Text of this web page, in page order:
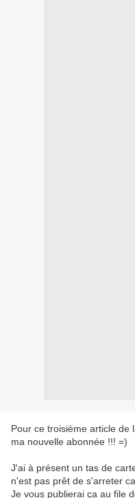
Pour ce troisième article de
ma nouvelle abonnée !!! =)
J'ai à présent un tas de
n'est pas prêt de s'arreter
Je vous publierai ça au file